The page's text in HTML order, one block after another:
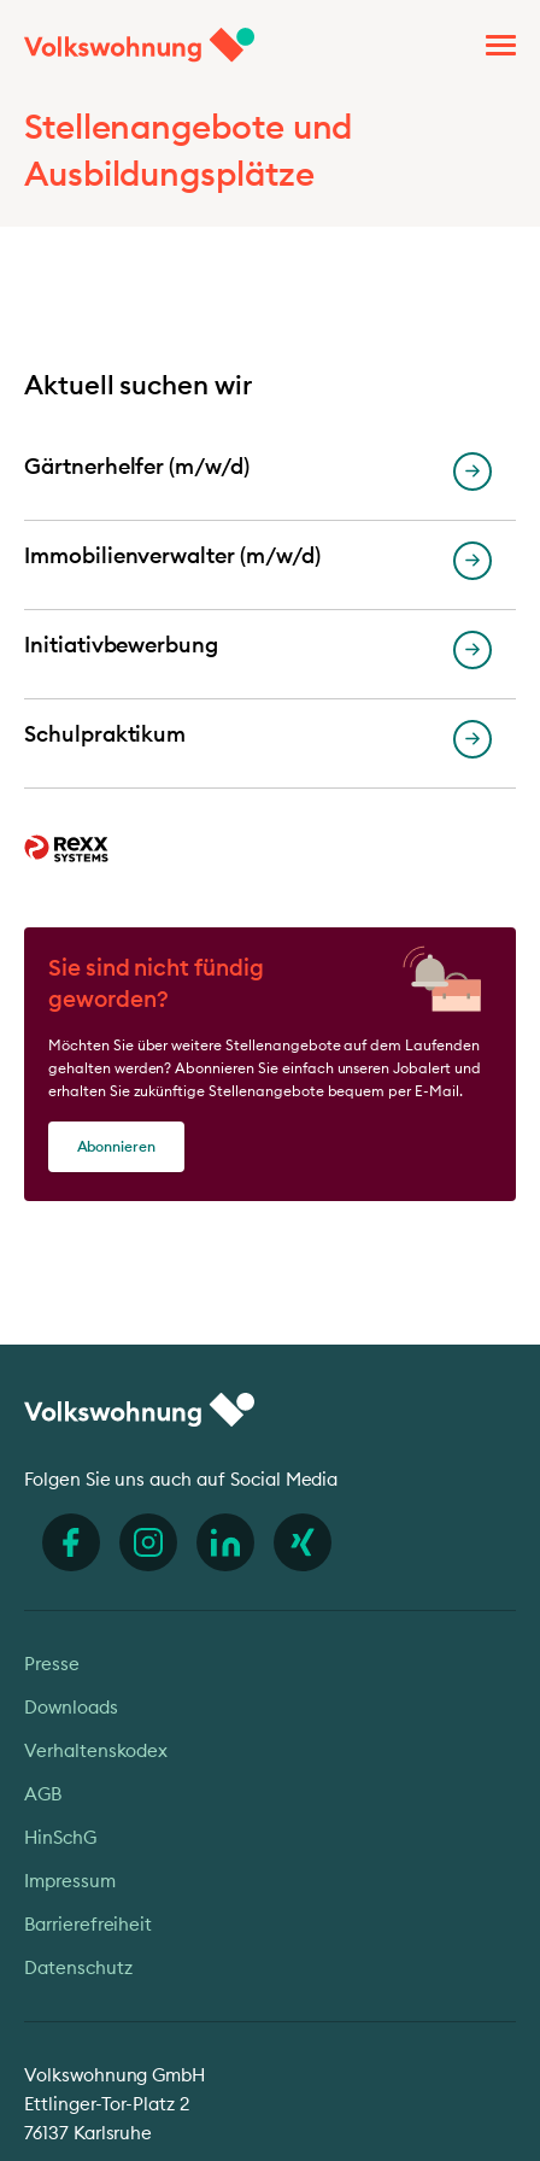
Stellenangebote und
Ausbildungsplätze
Aktuell suchen wir
Gärtnerhelfer (m/w/d)
Immobilienverwalter (m/w/d)
Initiativbewerbung
Schulpraktikum
Sie sind nicht fündig
geworden?
Möchten Sie über weitere Stellenangebote auf dem Laufenden
gehalten werden? Abonnieren Sie einfach unseren Jobalert und
erhalten Sie zukünftige Stellenangebote bequem per E-Mail.
Abonnieren
Volkswohnung GmbH
Ettlinger-Tor-Platz 2
76137 Karlsruhe
Folgen Sie uns auch auf Social Media
Presse
Downloads
Verhaltenskodex
AGB
HinSchG
Impressum
Barrierefreiheit
Datenschutz